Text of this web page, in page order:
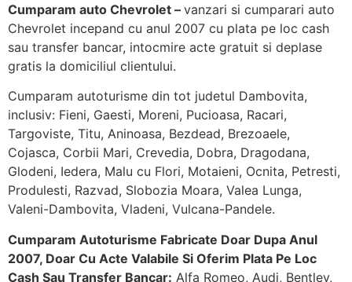
Cumparam auto Chevrolet – vanzari si cumparari auto
Chevrolet incepand cu anul 2007 cu plata pe loc cash
sau transfer bancar, intocmire acte gratuit si deplase
gratis la domiciliul clientului.
Cumparam autoturisme din tot judetul Dambovita,
inclusiv: Fieni, Gaesti, Moreni, Pucioasa, Racari,
Targoviste, Titu, Aninoasa, Bezdead, Brezoaele,
Cojasca, Corbii Mari, Crevedia, Dobra, Dragodana,
Glodeni, Iedera, Malu cu Flori, Motaieni, Ocnita, Petresti,
Produlesti, Razvad, Slobozia Moara, Valea Lunga,
Valeni-Dambovita, Vladeni, Vulcana-Pandele.
Cumparam Autoturisme Fabricate Doar Dupa Anul
2007, Doar Cu Acte Valabile Si Oferim Plata Pe Loc
Cash Sau Transfer Bancar: Alfa Romeo, Audi, Bentley,